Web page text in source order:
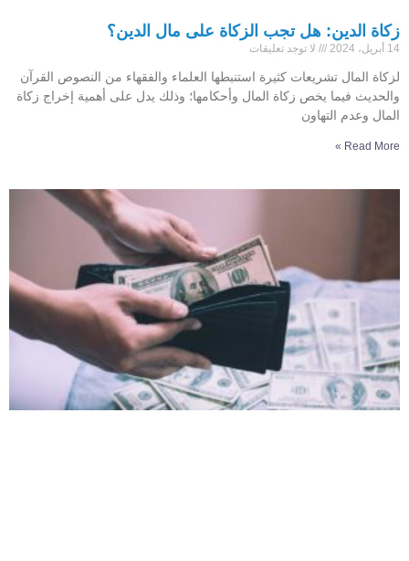
زكاة الدين: هل تجب الزكاة على مال الدين؟
14 أبريل، 2024 لا توجد تعليقات
لزكاة المال تشريعات كثيرة استنبطها العلماء والفقهاء من النصوص القرآن
والحديث فيما يخص زكاة المال وأحكامها؛ وذلك يدل على أهمية إخراج زكاة
المال وعدم التهاون
Read More »